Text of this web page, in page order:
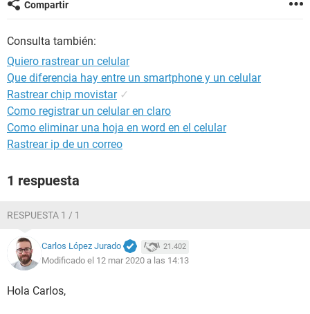
Compartir
Consulta también:
Quiero rastrear un celular
Que diferencia hay entre un smartphone y un celular
Rastrear chip movistar ✓
Como registrar un celular en claro
Como eliminar una hoja en word en el celular
Rastrear ip de un correo
1 respuesta
RESPUESTA 1 / 1
Carlos López Jurado 21.402
Modificado el 12 mar 2020 a las 14:13
Hola Carlos,